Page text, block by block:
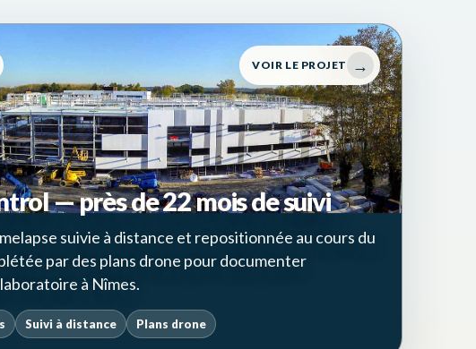
VOIR LE PROJET →
— près de 22 mois de suivi
suivie à distance et repositionnée au cours du
par des plans drone pour documenter
à Nîmes.
Suivi à distance Plans drone